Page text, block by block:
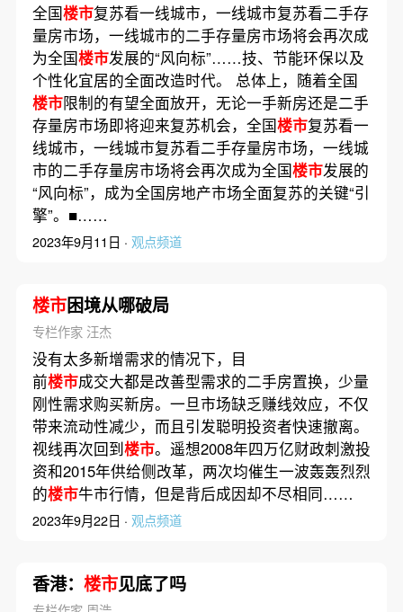
全国楼市复苏看一线城市，一线城市复苏看二手存
量房市场，一线城市的二手存量房市场将会再次成
为全国楼市发展的“风向标”……技、节能环保以及
个性化宜居的全面改造时代。 总体上，随着全国
楼市限制的有望全面放开，无论一手新房还是二手
存量房市场即将迎来复苏机会，全国楼市复苏看一
线城市，一线城市复苏看二手存量房市场，一线城
市的二手存量房市场将会再次成为全国楼市发展的
“风向标”，成为全国房地产市场全面复苏的关键“引
擎”。■……
2023年9月11日 · 观点频道
楼市困境从哪破局
专栏作家 汪杰
没有太多新增需求的情况下，目
前楼市成交大都是改善型需求的二手房置换，少量
刚性需求购买新房。一旦市场缺乏赚线效应，不仅
带来流动性减少，而且引发聪明投资者快速撤离。
视线再次回到楼市。遥想2008年四万亿财政刺激投
资和2015年供给侧改革，两次均催生一波轰轰烈烈
的楼市牛市行情，但是背后成因却不尽相同……
2023年9月22日 · 观点频道
香港： 楼市见底了吗